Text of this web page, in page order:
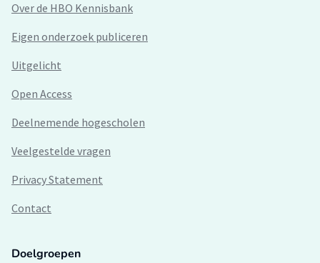
Over de HBO Kennisbank
Eigen onderzoek publiceren
Uitgelicht
Open Access
Deelnemende hogescholen
Veelgestelde vragen
Privacy Statement
Contact
Doelgroepen